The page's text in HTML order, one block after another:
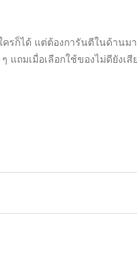
รก็ได้ แต่ต้องการันตีในด้าน
แถมเมื่อเลือกใช้ของไม่ดียัง